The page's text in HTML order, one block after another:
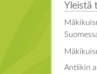
Yleistä
Antiikin